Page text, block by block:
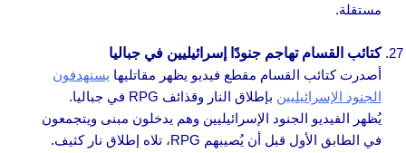
مستقلة.
كتائب القسام تهاجم جنودًا إسرائيليين في جباليا
أصدرت كتائب القسام مقطع فيديو يظهر مقاتليها يستهدفون
الجنود الإسرائيليين
بإطلاق النار وقذائف RPG في جباليا.
يُظهر الفيديو الجنود الإسرائيليين وهم يدخلون مبنى ويتجمعون
في الطابق الأول قبل أن يُصيبهم RPG، تلاه إطلاق نار كثيف.